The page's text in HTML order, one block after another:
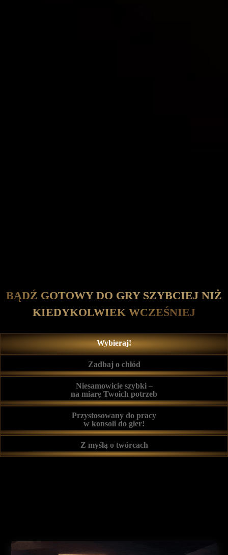
BĄDŹ GOTOWY DO GRY SZYBCIEJ NIŻ
KIEDYKOLWIEK WCZEŚNIEJ
Wybieraj!
Zadbaj o chłód
Niesamowicie szybki –
na miarę Twoich potrzeb
Przystosowany do pracy
w konsoli do gier!
Z myślą o twórcach